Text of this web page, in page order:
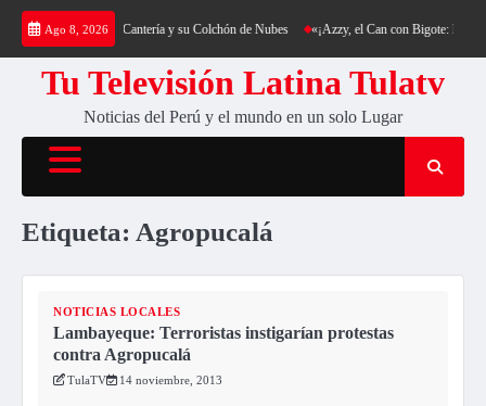
Saltar
contenido
Ago 8, 2026
Trekking al Cerro Cantería y su Colchón de Nubes «¡Azzy, el Can con Bigote: La
Tu Televisión Latina Tulatv
Noticias del Perú y el mundo en un solo Lugar
Etiqueta: Agropucalá
NOTICIAS LOCALES
Lambayeque: Terroristas instigarían protestas
contra Agropucalá
TulaTV 14 noviembre, 2013